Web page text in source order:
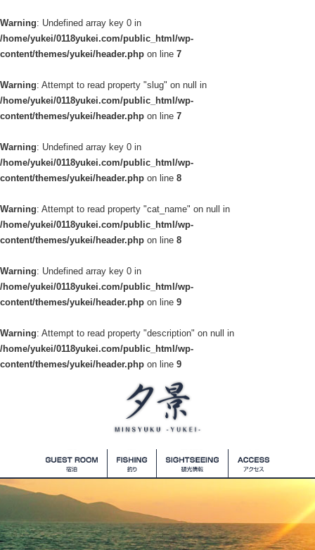
Warning: Undefined array key 0 in
/home/yukei/0118yukei.com/public_html/wp-
content/themes/yukei/header.php on line 7
Warning: Attempt to read property "slug" on null in
/home/yukei/0118yukei.com/public_html/wp-
content/themes/yukei/header.php on line 7
Warning: Undefined array key 0 in
/home/yukei/0118yukei.com/public_html/wp-
content/themes/yukei/header.php on line 8
Warning: Attempt to read property "cat_name" on null in
/home/yukei/0118yukei.com/public_html/wp-
content/themes/yukei/header.php on line 8
Warning: Undefined array key 0 in
/home/yukei/0118yukei.com/public_html/wp-
content/themes/yukei/header.php on line 9
Warning: Attempt to read property "description" on null in
/home/yukei/0118yukei.com/public_html/wp-
content/themes/yukei/header.php on line 9